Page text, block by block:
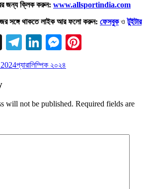
জন্য ক্লিক করুন: www.allsportindia.com
সঙ্গে থাকতে লাইক আর ফলো করুন: ফেসবুকওটুইটার
X Telegram
LinkedIn
Messenger
প্যারালিম্পিক ২০২৪
will not be published. Required fields are